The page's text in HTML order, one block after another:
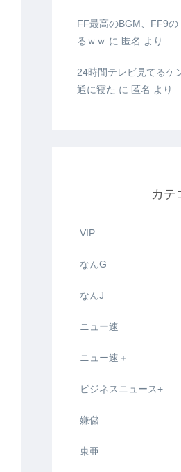
FF最高のBGM、FF9の
るｗｗ に 匿名 より
24時間テレビ見てるケ
通に寝た に 匿名 より
カテ
VIP
なんG
なんJ
ニュー速
ニュー速＋
ビジネスニュース+
嫌儲
東亜